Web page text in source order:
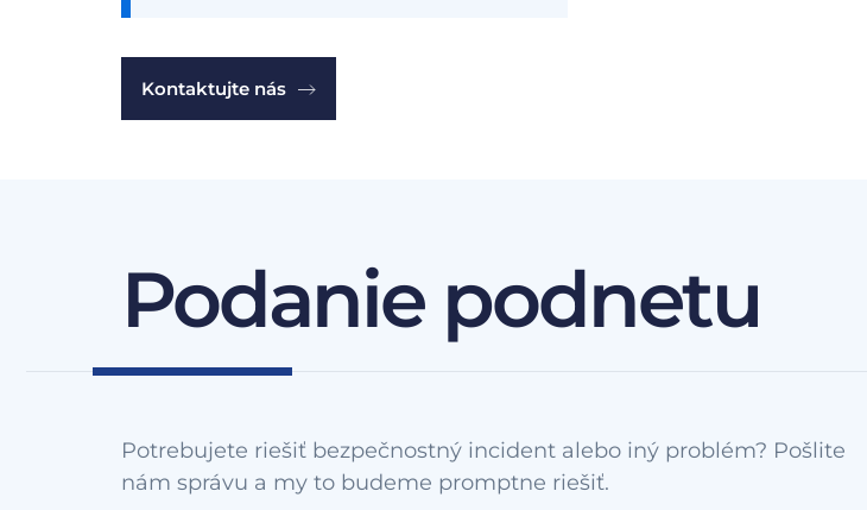
Kontaktujte nás
Podanie podnetu
Potrebujete riešiť bezpečnostný incident alebo iný problém? Pošlite